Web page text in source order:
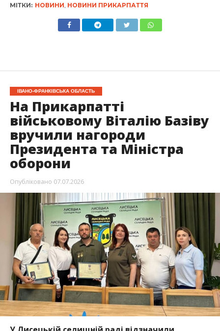
МІТКИ: НОВИНИ НОВИНИ ПРИКАРПАТТЯ
ІВАНО-ФРАНКІВСЬКА ОБЛАСТЬ
На Прикарпатті
військовому Віталію Базіву
вручили нагороди
Президента та Міністра
оборони
Опубліковано 07.07.2026